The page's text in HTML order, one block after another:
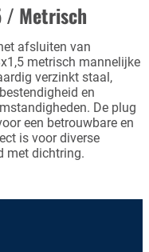
/ Metrisch
afsluiten van
metrisch mannelijke
verzinkt staal,
en
De plug
een betrouwbare en
is voor diverse
met dichtring.